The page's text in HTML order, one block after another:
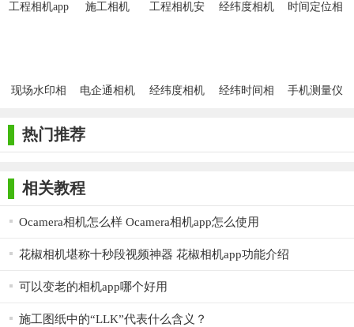
必要的成员和权限。
3. 拍照记录：进入施工现场后，使用app进行高清拍照，并添
加文字描述记录现场情况，同时可以选择添加水印信息。
4. 文档管理：上传施工文档至应用中，进行分类整理，方便
后续查找和编辑。
5. 分享交流：与团队成员分享现场照片和文档，实时沟通项
目进度和问题，促进团队协作。
【施工相机app测评】
工程相机app 施工相机
工程相机安
经纬度相机
时间定位相
现场水印相
电企通相机 经纬度相机
经纬时间相
手机测量仪
热门推荐
相关教程
Ocamera相机怎么样 Ocamera相机app怎么使用
花椒相机堪称十秒段视频神器 花椒相机app功能介绍
可以变老的相机app哪个好用
施工图纸中的“LLK”代表什么含义？